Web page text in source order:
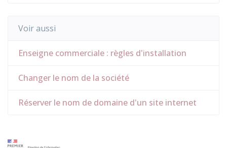
Voir aussi
Enseigne commerciale : règles d'installation
Changer le nom de la société
Réserver le nom de domaine d'un site internet